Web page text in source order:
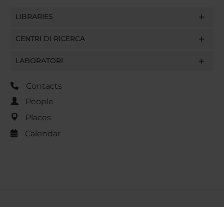
LIBRARIES
CENTRI DI RICERCA
LABORATORI
Contacts
People
Places
Calendar